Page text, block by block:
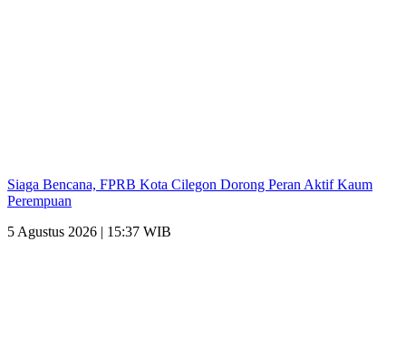
Siaga Bencana, FPRB Kota Cilegon Dorong Peran Aktif Kaum
Perempuan
5 Agustus 2026 | 15:37 WIB